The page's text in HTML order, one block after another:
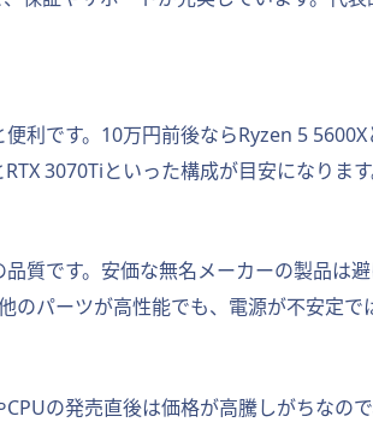
利です。10万円前後ならRyzen 5
3070Tiといった構成が目安になります
質です。安価な無名メーカーの製品
のパーツが高性能でも、電源が不安定で
の発売直後は価格が高騰しがちな